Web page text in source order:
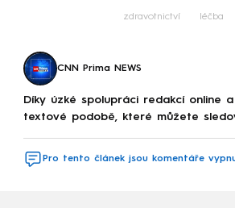
zdravotnictví léčba
CNN Prima NEWS
Díky úzké spolupráci redakcí online
textové podobě, které můžete
Pro tento článek jsou komentáře